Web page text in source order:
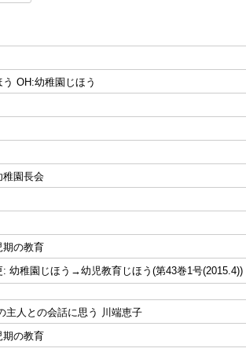
OH:幼稚園じほう
稚園長会
期の教育
: 幼稚園じほう→幼児教育じほう(第43巻1号(2015.4))
主人との会話に思う 川端恵子
期の教育